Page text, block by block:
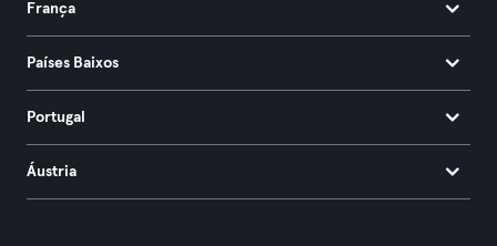
França
Países Baixos
Portugal
Áustria